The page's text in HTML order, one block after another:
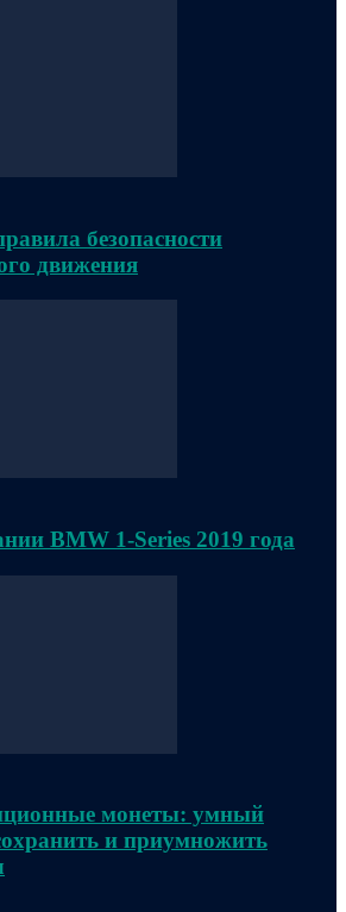
безопасности
движения
BMW 1-Series 2019 года
монеты: умный
и приумножить